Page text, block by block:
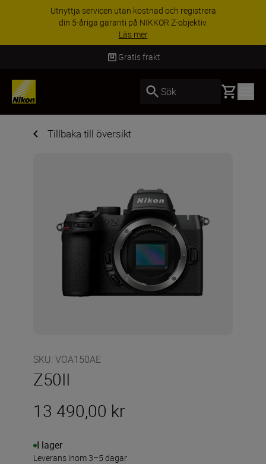
RABATT PÅ TILLBEHÖR | Få 15 % rabatt på
utvalda tillbehör, komplettera din utrustning i
dagHandla nu
Gratis frakt
Sök Basket
Tillbaka till översikt
SKU: VOA150AE
Z50II
13 490,00 kr
I lager
Leverans inom 3–5 dagar